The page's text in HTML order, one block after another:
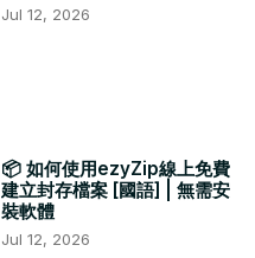
Jul 12, 2026
📦 如何使用ezyZip線上免費
建立封存檔案 [國語] | 無需安
裝軟體
Jul 12, 2026